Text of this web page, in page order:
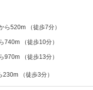
ら520m （徒歩7分）
740m （徒歩10分）
970m （徒歩13分）
230m （徒歩3分）